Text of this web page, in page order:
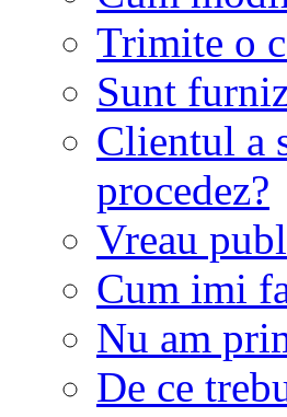
Trimite o
Sunt
Clientul a
procedez?
Vreau
Cum imi
Nu am
De ce